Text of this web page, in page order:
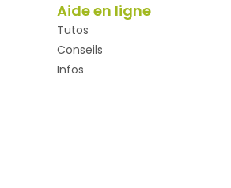
Aide en ligne
Tutos
Conseils
Infos